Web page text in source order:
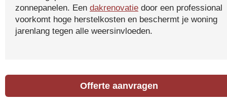
zonnepanelen. Een dakrenovatie door een professional
voorkomt hoge herstelkosten en beschermt je woning
jarenlang tegen alle weersinvloeden.
Offerte aanvragen